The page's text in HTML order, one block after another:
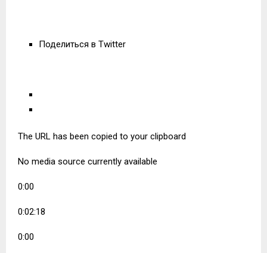
Поделиться в Twitter
The URL has been copied to your clipboard
No media source currently available
0:00
0:02:18
0:00